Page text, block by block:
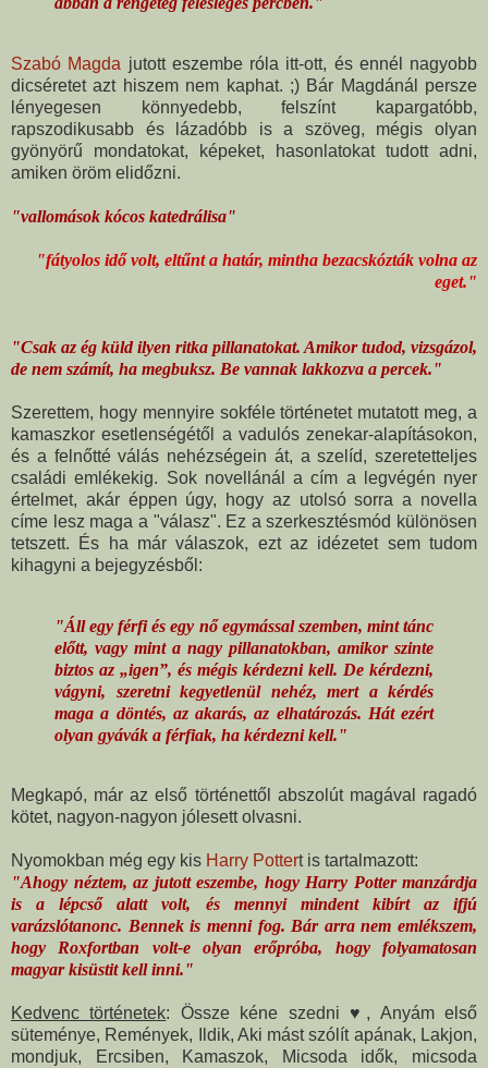
Szabó Magda jutott eszembe róla itt-ott, és ennél nagyobb
dicséretet azt hiszem nem kaphat. ;) Bár Magdánál persze
lényegesen könnyedebb, felszínt kapargatóbb,
rapszodikusabb és lázadóbb is a szöveg, mégis olyan
gyönyörű mondatokat, képeket, hasonlatokat tudott adni,
amiken öröm elidőzni.
"vallomások kócos katedrálisa"
"fátyolos idő volt, eltűnt a határ, mintha bezacskózták volna az
eget."
"Csak az ég küld ilyen ritka pillanatokat. Amikor tudod, vizsgázol,
de nem számít, ha megbuksz. Be vannak lakkozva a percek."
Szerettem, hogy mennyire sokféle történetet mutatott meg, a
kamaszkor esetlenségétől a vadulós zenekar-alapításokon,
és a felnőtté válás nehézségein át, a szelíd, szeretetteljes
családi emlékekig. Sok novellánál a cím a legvégén nyer
értelmet, akár éppen úgy, hogy az utolsó sorra a novella
címe lesz maga a "válasz". Ez a szerkesztésmód különösen
tetszett. És ha már válaszok, ezt az idézetet sem tudom
kihagyni a bejegyzésből:
"Áll egy férfi és egy nő egymással szemben, mint tánc
előtt, vagy mint a nagy pillanatokban, amikor szinte
biztos az „igen”, és mégis kérdezni kell. De kérdezni,
vágyni, szeretni kegyetlenül nehéz, mert a kérdés
maga a döntés, az akarás, az elhatározás. Hát ezért
olyan gyávák a férfiak, ha kérdezni kell."
Megkapó, már az első történettől abszolút magával ragadó
kötet, nagyon-nagyon jólesett olvasni.
Nyomokban még egy kis Harry Pottert is tartalmazott:
"Ahogy néztem, az jutott eszembe, hogy Harry Potter manzárdja
is a lépcső alatt volt, és mennyi mindent kibírt az ifjú
varázslótanonc. Bennek is menni fog. Bár arra nem emlékszem,
hogy Roxfortban volt-e olyan erőpróba, hogy folyamatosan
magyar kisüstit kell inni."
Kedvenc történetek: Össze kéne szedni ♥, Anyám első
süteménye, Remények, Ildik, Aki mást szólít apának, Lakjon,
mondjuk, Ercsiben, Kamaszok, Micsoda idők, micsoda